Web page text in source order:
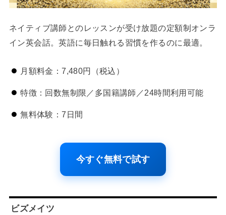
ネイティブ講師とのレッスンが受け放題の定額制オンラ
イン英会話。英語に毎日触れる習慣を作るのに最適。
月額料金：7,480円（税込）
特徴：回数無制限／多国籍講師／24時間利用可能
無料体験：7日間
今すぐ無料で試す
ビズメイツ